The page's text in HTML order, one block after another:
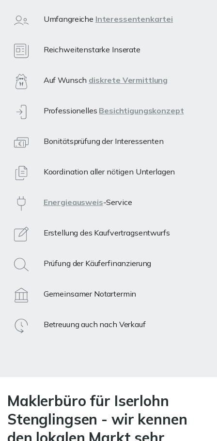
Umfangreiche Interessentenkartei
Reichweitenstarke Inserate
Auf Wunsch diskrete Vermittlung
Professionelles Besichtigungskonzept
Bonitätsprüfung der Interessenten
Koordination aller nötigen Unterlagen
Energieausweis-Service
Erstellung des Kaufvertragsentwurfs
Prüfung der Käuferfinanzierung
Gemeinsamer Notartermin
Betreuung auch nach Verkauf
Maklerbüro für Iserlohn
Stenglingsen - wir kennen